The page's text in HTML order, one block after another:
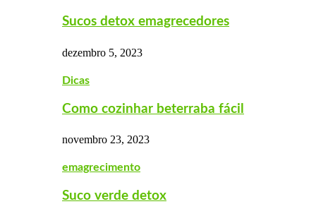
Sucos detox emagrecedores
dezembro 5, 2023
Dicas
Como cozinhar beterraba fácil
novembro 23, 2023
emagrecimento
Suco verde detox